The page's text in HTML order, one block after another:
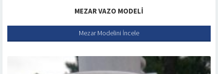
MEZAR VAZO MODELI
Mezar Modelini İncele